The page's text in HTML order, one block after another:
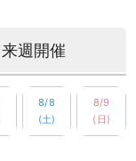
来週開催
8/8
(土)
8/9
(日)